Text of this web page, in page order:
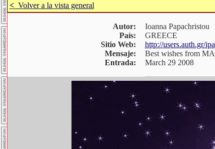
<Volver a la vista general
Autor:
País:
Sitio Web:
Mensaje:
Ioanna Papachristou
GREECE
http://users.auth.gr/
Best wishes from
Entrada:
March 29 2008